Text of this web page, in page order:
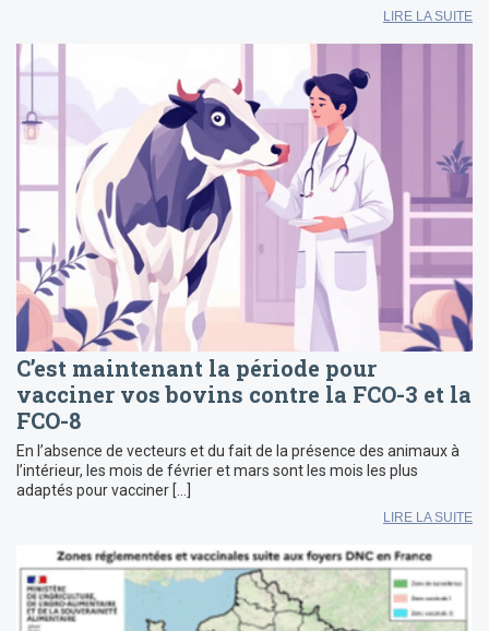
LIRE LA SUITE
C’est maintenant la période pour
vacciner vos bovins contre la FCO-3 et la
FCO-8
En l’absence de vecteurs et du fait de la présence des animaux à
l’intérieur, les mois de février et mars sont les mois les plus
adaptés pour vacciner […]
LIRE LA SUITE